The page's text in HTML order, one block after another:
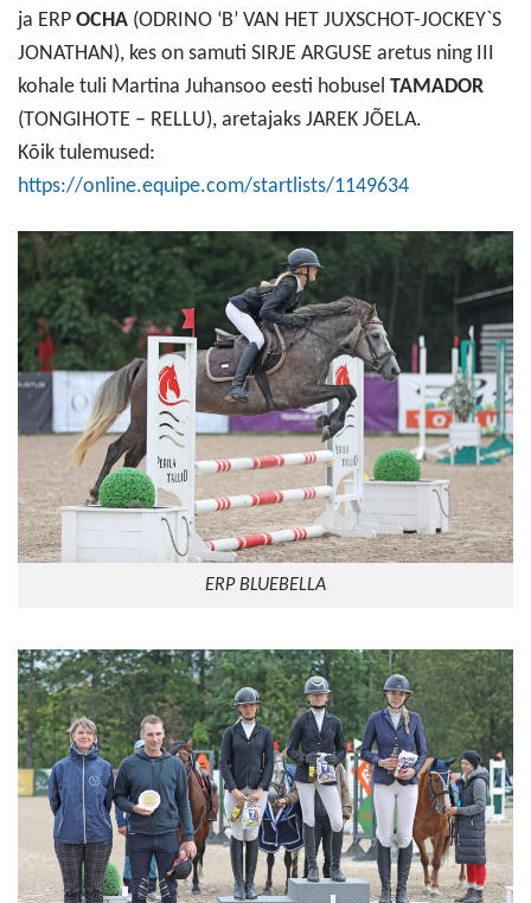
ja ERP OCHA (ODRINO ‘B’ VAN HET JUXSCHOT-JOCKEY`S
JONATHAN), kes on samuti SIRJE ARGUSE aretus ning III
kohale tuli Martina Juhansoo eesti hobusel TAMADOR
(TONGIHOTE – RELLU), aretajaks JAREK JÕELA.
Kõik tulemused:
https://online.equipe.com/startlists/1149634
ERP BLUEBELLA